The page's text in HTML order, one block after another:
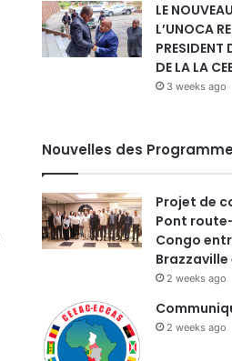
LE
L’UNOCA
PRESIDENT
DE LA LA
3 weeks ago
Nouvelles des
Projet de
Pont
Congo
Brazzaville
2 weeks ago
2 weeks ago